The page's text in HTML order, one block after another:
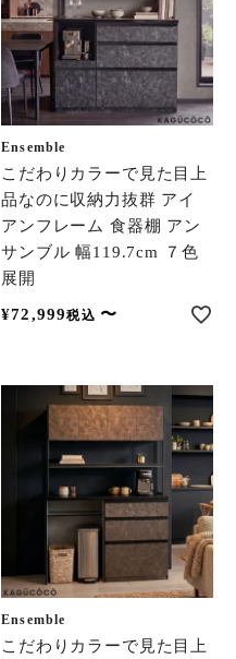
Ensemble
こだわりカラーで見た目上
品なのに収納力抜群 アイ
アンフレーム 食器棚 アン
サンブル 幅119.7cm ７色
展開
¥72,999税込 〜
Ensemble
こだわりカラーで見た目上